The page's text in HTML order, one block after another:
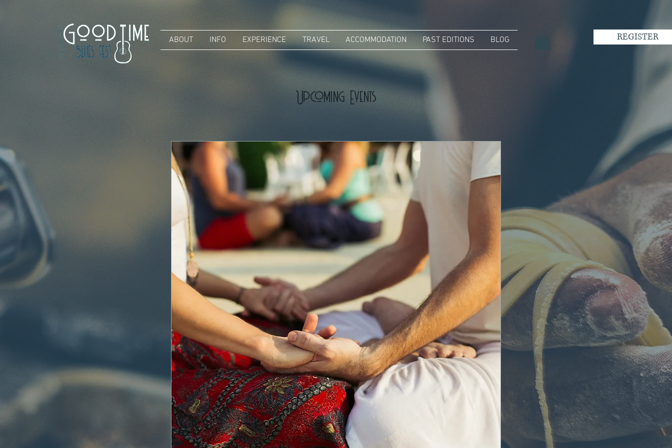
ABOUT INFO EXPERIENCE TRAVEL ACCOMMODATION PAST EDITIONS BLOG REGISTER
Upcoming Events